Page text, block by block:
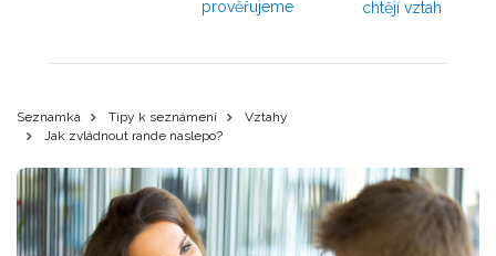
prověřujeme
chtějí vztah
Seznamka Tipy k seznámení
Vztahy
Jak zvládnout rande naslepo?